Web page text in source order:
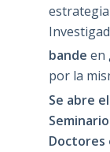
bande en
por la
Se abre
Doctores